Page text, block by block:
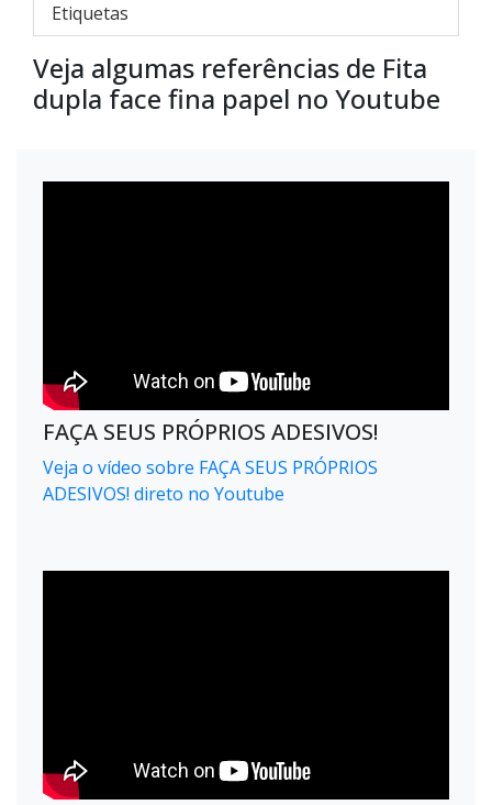
Etiquetas
Veja algumas referências de Fita
dupla face fina papel no Youtube
FAÇA SEUS PRÓPRIOS ADESIVOS!
Veja o vídeo sobre FAÇA SEUS PRÓPRIOS
ADESIVOS! direto no Youtube